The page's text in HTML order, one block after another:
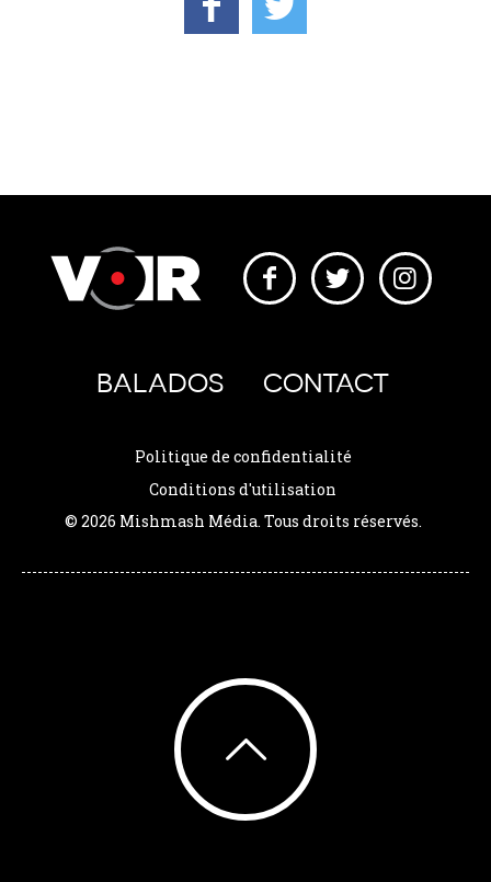
BALADOS CONTACT
Politique de confidentialité
Conditions d'utilisation
© 2026 Mishmash Média. Tous droits réservés.